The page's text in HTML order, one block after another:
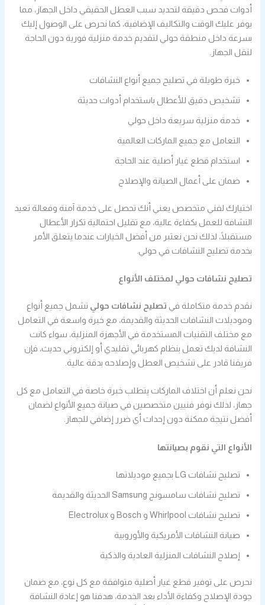
أدوات فحص دقيقة لتحديد سبب العطل الحقيقي داخل الجهاز، مما
يوفر عليك الوقت والتكاليف الإضافية، كما نحرص على الوصول إليك
بسرعة داخل منطقة حولي لتقديم خدمة منزلية فورية دون الحاجة
لنقل الجهاز.
خبرة طويلة في تصليح جميع أنواع النشافات
تشخيص دقيق للأعطال باستخدام أدوات حديثة
خدمة منزلية سريعة داخل حولي
التعامل مع جميع الماركات العالمية
استخدام قطع غيار أصلية عند الحاجة
ضمان على أعمال الصيانة والإصلاح
اختيارك لفني متخصص يعني أنك تحصل على خدمة آمنة وفعالة تعيد
النشافة للعمل بكفاءة عالية، مع تقليل احتمالية تكرار الأعطال
مستقبلًا، لذلك نحن نعتبر من أفضل الخيارات عندما يتعلق الأمر
بخدمة تصليح النشافات في حولي.
تصليح نشافات حولي لمختلف الأنواع
نقدم خدمة متكاملة في تصليح نشافات حولي تشمل جميع أنواع
وموديلات النشافات الحديثة والقديمة، مع خبرة واسعة في التعامل
مع مختلف التقنيات المستخدمة في الأجهزة المنزلية، سواء كانت
النشافة لديك تعمل بنظام كهربائي تقليدي أو إلكتروني حديث، فإن
فريقنا قادر على تشخيص العطل وإصلاحه بدقة عالية.
نحن نعلم أن اختلاف الماركات يتطلب خبرة خاصة في التعامل مع كل
جهاز، لذلك نوفر فنيين متخصصين في صيانة جميع الأنواع لضمان
أفضل نتيجة ممكنة دون إحداث أي ضرر إضافي للجهاز.
الأنواع التي نقوم بصيانتها
تصليح نشافات LG بجميع موديلاتها
تصليح نشافات سامسونج Samsung الحديثة والقديمة
تصليح نشافات Whirlpool و Bosch و Electrolux
صيانة النشافات الأمريكية والأوروبية
إصلاح النشافات المنزلية العادية والذكية
نحرص على توفير قطع غيار أصلية متوافقة مع كل نوع، مع ضمان
جودة الإصلاح وكفاءة الأداء بعد الخدمة، هدفنا هو إعادة النشافة